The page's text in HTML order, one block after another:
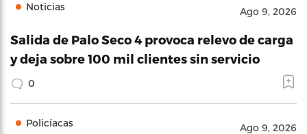
Noticias Ago 9, 2026
Salida de Palo Seco 4 provoca relevo de carga
y deja sobre 100 mil clientes sin servicio
0
Policíacas Ago 9, 2026